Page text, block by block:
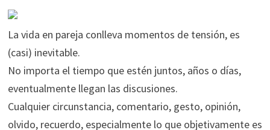
La vida en pareja conlleva momentos de tensión, es
(casi) inevitable.
No importa el tiempo que estén juntos, años o días,
eventualmente llegan las discusiones.
Cualquier circunstancia, comentario, gesto, opinión,
olvido, recuerdo, especialmente lo que objetivamente es